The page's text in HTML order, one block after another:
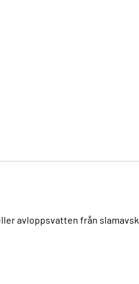
avloppsvatten från